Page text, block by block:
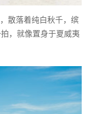
散落着纯白秋千，缤
，就像置身于夏威夷